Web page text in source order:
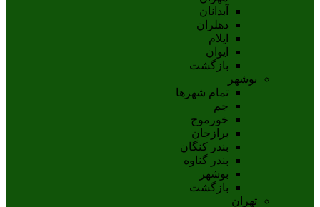
آبدانان
دهلران
ايلام
ايوان
بازگشت
بوشهر
تمام شهر‌ها
جم
خورموج
برازجان
بندر کنگان
بندر گناوه
بوشهر
بازگشت
تهران